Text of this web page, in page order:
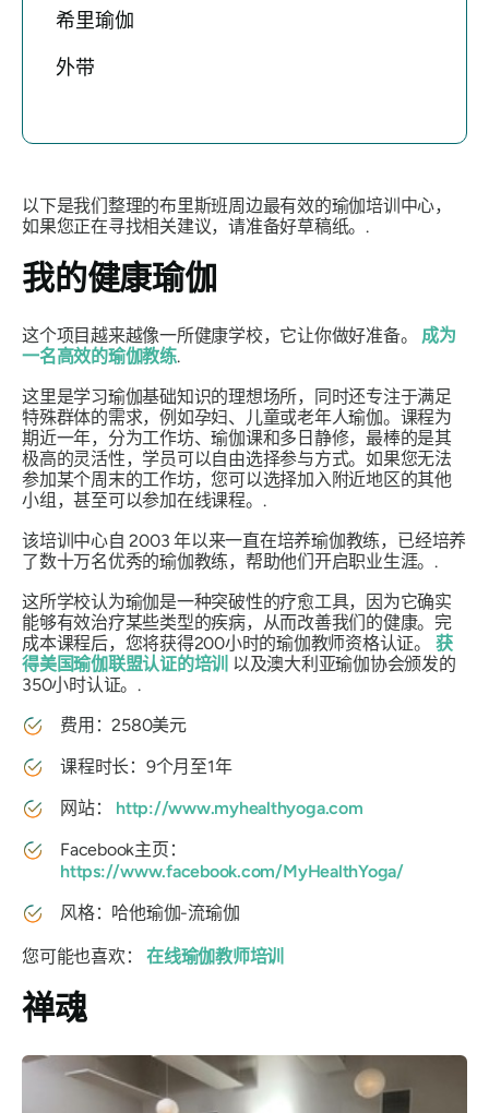
希里瑜伽
外带
以下是我们整理的布里斯班周边最有效的瑜伽培训中心，
如果您正在寻找相关建议，请准备好草稿纸。.
我的健康瑜伽
这个项目越来越像一所健康学校，它让你做好准备。 成为
一名高效的瑜伽教练.
这里是学习瑜伽基础知识的理想场所，同时还专注于满足
特殊群体的需求，例如孕妇、儿童或老年人瑜伽。课程为
期近一年，分为工作坊、瑜伽课和多日静修，最棒的是其
极高的灵活性，学员可以自由选择参与方式。如果您无法
参加某个周末的工作坊，您可以选择加入附近地区的其他
小组，甚至可以参加在线课程。.
该培训中心自 2003 年以来一直在培养瑜伽教练，已经培养
了数十万名优秀的瑜伽教练，帮助他们开启职业生涯。.
这所学校认为瑜伽是一种突破性的疗愈工具，因为它确实
能够有效治疗某些类型的疾病，从而改善我们的健康。完
成本课程后，您将获得200小时的瑜伽教师资格认证。 获
得美国瑜伽联盟认证的培训 以及澳大利亚瑜伽协会颁发的
350小时认证。.
费用：2580美元
课程时长：9个月至1年
网站： http://www.myhealthyoga.com
Facebook主页：
https://www.facebook.com/MyHealthYoga/
风格：哈他瑜伽-流瑜伽
您可能也喜欢：在线瑜伽教师培训
禅魂